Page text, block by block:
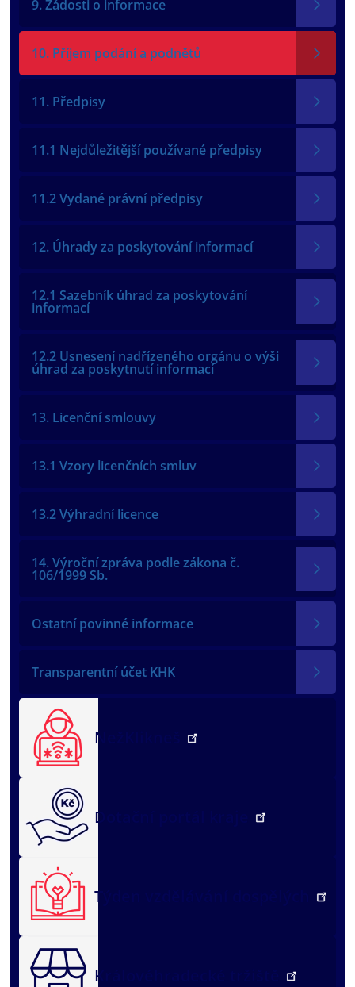
9. Žádosti o informace
10. Příjem podání a podnětů
11. Předpisy
11.1 Nejdůležitější používané předpisy
11.2 Vydané právní předpisy
12. Úhrady za poskytování informací
12.1 Sazebník úhrad za poskytování
informací
12.2 Usnesení nadřízeného orgánu o výši
úhrad za poskytnutí informací
13. Licenční smlouvy
13.1 Vzory licenčních smluv
13.2 Výhradní licence
14. Výroční zpráva podle zákona č.
106/1999 Sb.
Ostatní povinné informace
Transparentní účet KHK
NežKlikneš
Dotační portál kraje
Týden vzdělávání dospělých
Královéhradecké tržiště